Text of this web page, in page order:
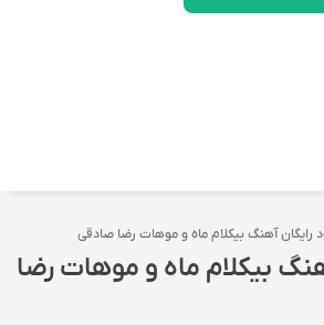
رایگان آهنگ‌ بیکلام ماه و موهات رضا صادقی
بیکلام ماه و موهات رضا